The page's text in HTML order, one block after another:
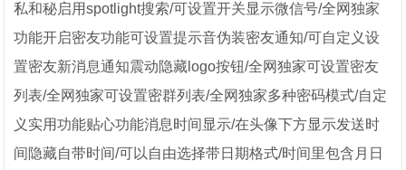
私和秘启用spotlight搜索/可设置开关显示微信号/全网独家
功能开启密友功能可设置提示音伪装密友通知/可自定义设
置密友新消息通知震动隐藏logo按钮/全网独家可设置密友
列表/全网独家可设置密群列表/全网独家多种密码模式/自定
义实用功能贴心功能消息时间显示/在头像下方显示发送时
间隐藏自带时间/可以自由选择带日期格式/时间里包含月日